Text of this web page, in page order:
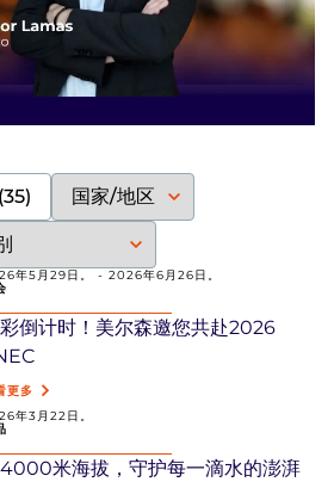
(35)
年5月29日。 - 2026年6月26日。
倒计时！美尔森邀您共赴2026
更多
年3月22日。
米海拔，守护每一滴水的澎湃